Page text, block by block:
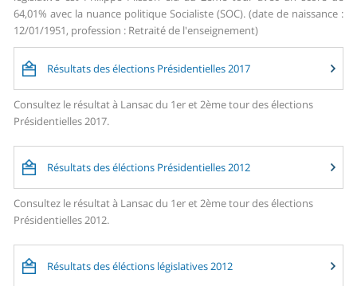
64,01% avec la nuance politique Socialiste (SOC). (date de naissance :
12/01/1951, profession : Retraité de l'enseignement)
Résultats des élections Présidentielles 2017
Consultez le résultat à Lansac du 1er et 2ème tour des élections
Présidentielles 2017.
Résultats des éléctions Présidentielles 2012
Consultez le résultat à Lansac du 1er et 2ème tour des élections
Présidentielles 2012.
Résultats des éléctions législatives 2012